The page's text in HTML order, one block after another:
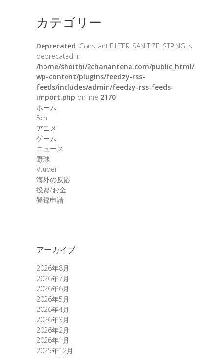
カテゴリー
Deprecated: Constant FILTER_SANITIZE_STRING is
deprecated in
/home/shoithi/2chanantena.com/public_html/
wp-content/plugins/feedzy-rss-
feeds/includes/admin/feedzy-rss-feeds-
import.php on line 2170
ホーム
5ch
アニメ
ゲーム
ニュース
野球
Vtuber
海外の反応
投資/お金
登録申請
アーカイブ
2026年8月
2026年7月
2026年6月
2026年5月
2026年4月
2026年3月
2026年2月
2026年1月
2025年12月